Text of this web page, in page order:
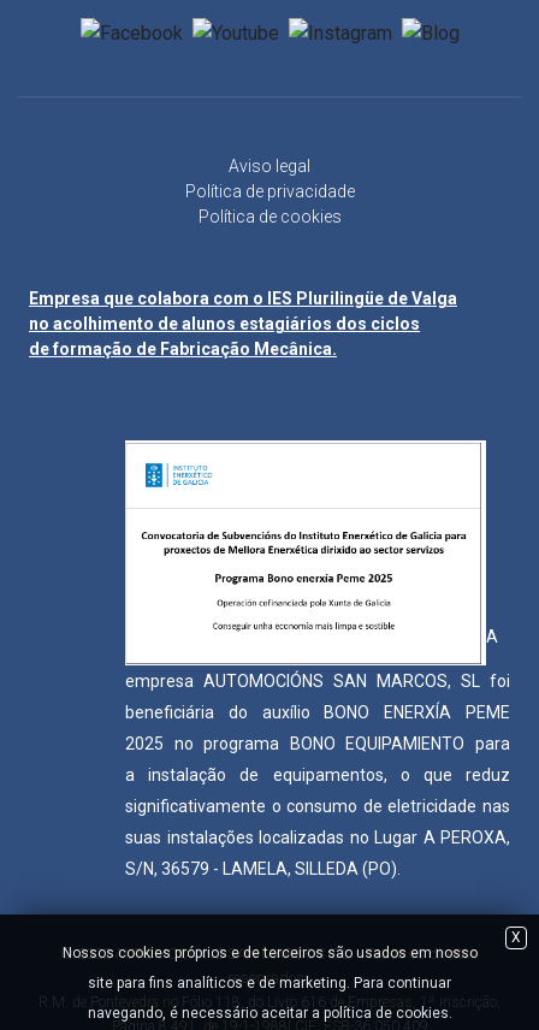
Aviso legal
Política de privacidade
Política de cookies
Empresa que colabora com o IES Plurilingüe de Valga
no acolhimento de alunos estagiários dos ciclos
de formação de Fabricação Mecânica.
A
empresa AUTOMOCIÓNS SAN MARCOS, SL foi
beneficiária do auxílio BONO ENERXÍA PEME
2025 no programa BONO EQUIPAMIENTO para
a instalação de equipamentos, o que reduz
significativamente o consumo de eletricidade nas
suas instalações localizadas no Lugar A PEROXA,
S/N, 36579 - LAMELA, SILLEDA (PO).
© 2022 AUTOMOCIÓNS SAN MARCOS S.L. - Todos os direitos
reservados.
R.M. de Pontevedra no Fólio 118, do Livro 616 de Empresas, 1ª inscrição,
Página 8.491, de 19-1-1988| CIF: ESB-36.050.409
X
Nossos cookies próprios e de terceiros são usados ​​em nosso
site para fins analíticos e de marketing. Para continuar
navegando, é necessário aceitar a política de cookies.